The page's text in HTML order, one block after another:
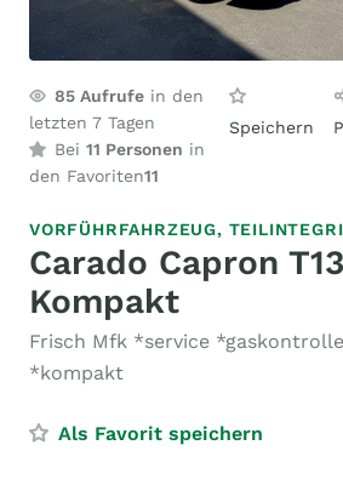
85 Aufrufe in den
letzten 7 Tagen
Bei 11 Personen in
den Favoriten11
Speichern
VORFÜHRFAHRZEUG,
Carado Capron
Kompakt
Frisch Mfk *service
*kompakt
Als Favorit speichern